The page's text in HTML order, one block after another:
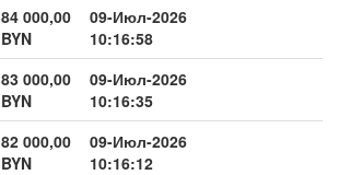
84 000,00
BYN
09-Июл-2026
10:16:58
83 000,00
BYN
09-Июл-2026
10:16:35
82 000,00
BYN
09-Июл-2026
10:16:12